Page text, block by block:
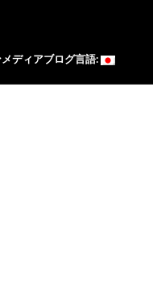
メディアブログ言語: